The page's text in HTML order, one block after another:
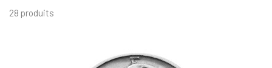
28 produits